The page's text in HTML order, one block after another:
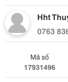
Hht
0763
Mã số
17931496